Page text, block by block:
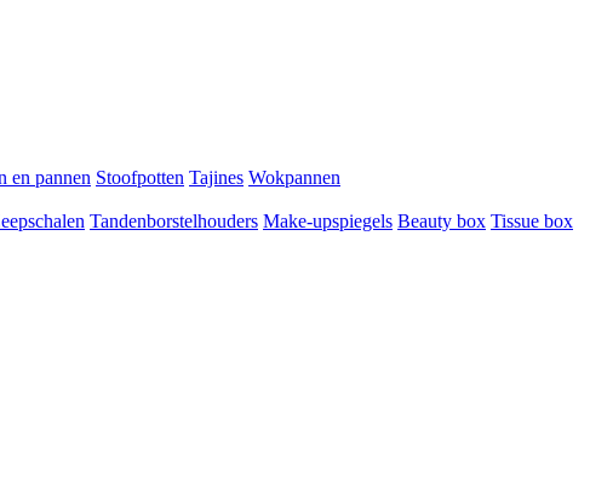
en pannen Stoofpotten Tajines Wokpannen
Tandenborstelhouders Make-upspiegels Beauty box Tissue box